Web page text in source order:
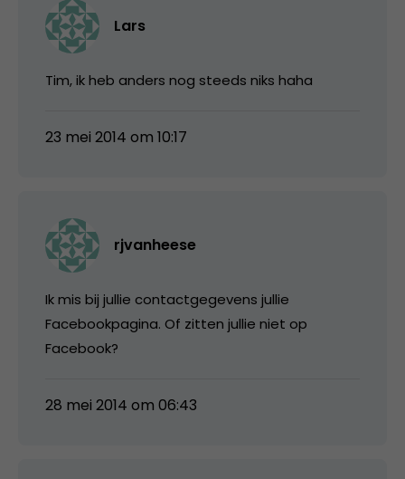
Lars
Tim, ik heb anders nog steeds niks haha
23 mei 2014 om 10:17
rjvanheese
Ik mis bij jullie contactgegevens jullie
Facebookpagina. Of zitten jullie niet op
Facebook?
28 mei 2014 om 06:43